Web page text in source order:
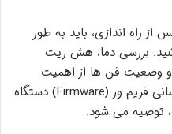
از راه اندازی، باید به طور
کنید. بررسی دما، هش ریت
وضعیت فن ها از اهمیت
بالایی برخوردار است. به روزرسانی فریم ور (Firmware) دستگاه
توصیه می شود.